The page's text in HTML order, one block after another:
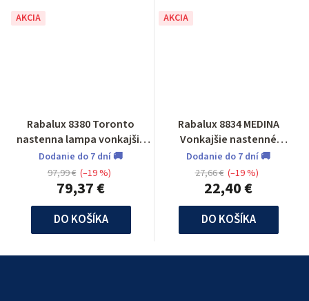
AKCIA
Rabalux 8380 Toronto
nastenna lampa vonkajšia
so senzorom
Dodanie do 7 dní 🚚
79,37 €
97,99 € (–19 %)
DO KOŠÍKA
AKCIA
Rabalux 8834 MEDINA
Vonkajšie nastenné
svietidlo so senzorom
Dodanie do 7 dní 🚚
22,40 €
27,66 € (–19 %)
DO KOŠÍKA